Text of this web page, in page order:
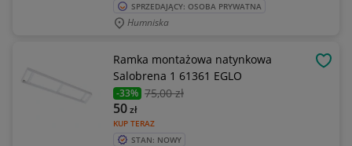
SPRZEDAJĄCY: OSOBA PRYWATNA
Humniska
Ramka montażowa natynkowa
Salobrena 1 61361 EGLO
-33% 75,00 zł
KUP TERAZ
50zł
STAN: NOWY